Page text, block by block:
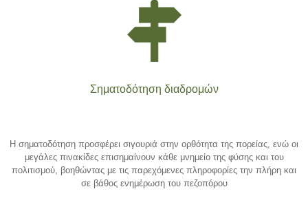
Σηματοδότηση διαδρομών
Η σηματοδότηση προσφέρει σιγουριά στην ορθότητα της πορείας, ενώ οι
μεγάλες πινακίδες επισημαίνουν κάθε μνημείο της φύσης και του
πολιτισμού, βοηθώντας με τις παρεχόμενες πληροφορίες την πλήρη και
σε βάθος ενημέρωση του πεζοπόρου